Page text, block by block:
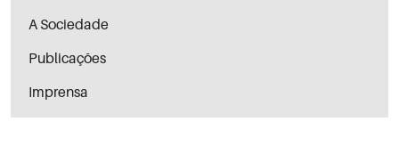
A Sociedade
Publicações
Imprensa